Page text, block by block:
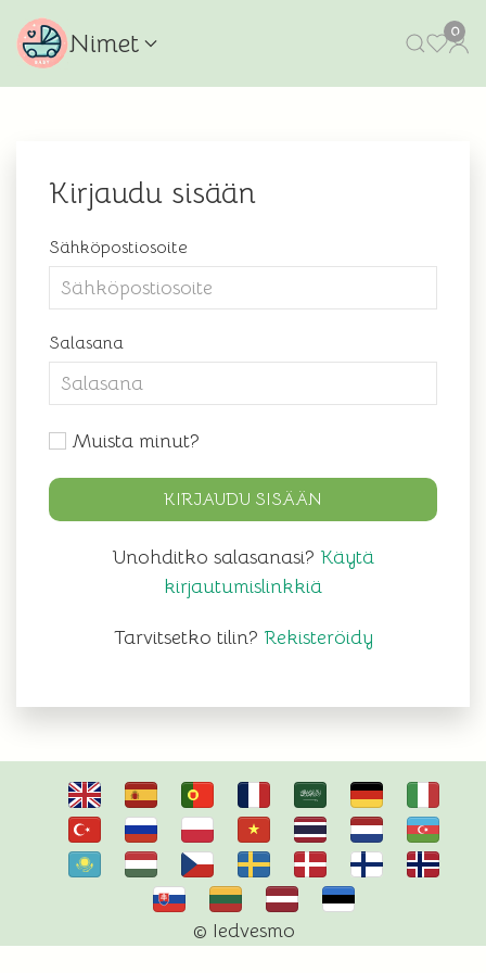
Nimet 0
Kirjaudu sisään
Sähköpostiosoite
Salasana
Muista minut?
KIRJAUDU SISÄÄN
Unohditko salasanasi? Käytä
kirjautumislinkkiä
Tarvitsetko tilin? Rekisteröidy
© Iedvesmo